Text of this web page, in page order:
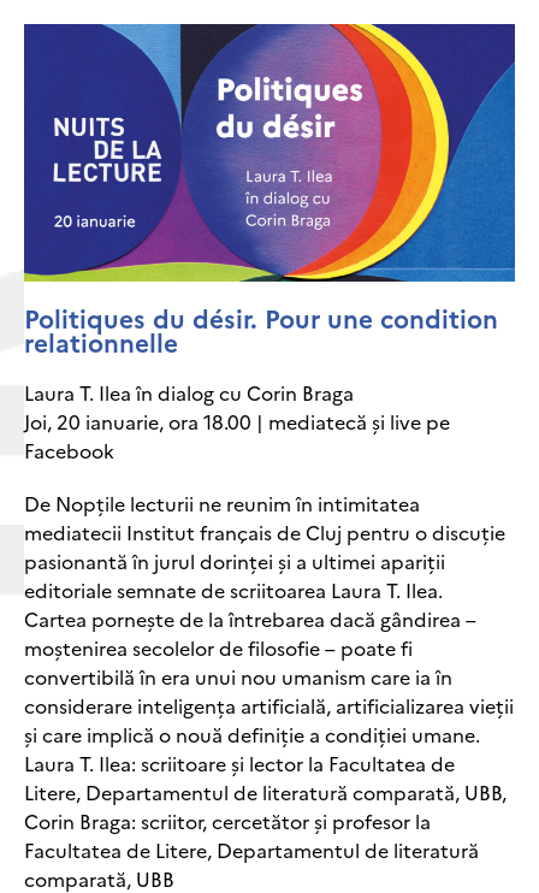
Politiques du désir. Pour une condition
relationnelle
Laura T. Ilea în dialog cu Corin Braga
Joi, 20 ianuarie, ora 18.00 | mediatecă și live pe
Facebook
De Nopțile lecturii ne reunim în intimitatea
mediatecii Institut français de Cluj pentru o discuție
pasionantă în jurul dorinței și a ultimei apariții
editoriale semnate de scriitoarea Laura T. Ilea.
Cartea pornește de la întrebarea dacă gândirea –
moștenirea secolelor de filosofie – poate fi
convertibilă în era unui nou umanism care ia în
considerare inteligența artificială, artificializarea vieții
și care implică o nouă definiție a condiției umane.
Laura T. Ilea: scriitoare și lector la Facultatea de
Litere, Departamentul de literatură comparată, UBB,
Corin Braga: scriitor, cercetător și profesor la
Facultatea de Litere, Departamentul de literatură
comparată, UBB